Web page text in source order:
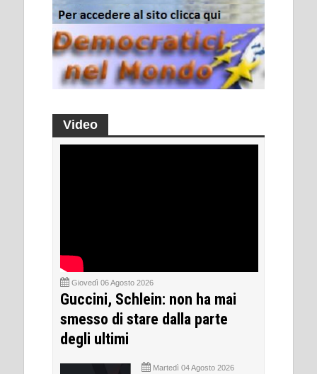
Video
Giovedì 06 Agosto 2026
Guccini, Schlein: non ha mai
smesso di stare dalla parte
degli ultimi
Martedì 04 Agosto 2026